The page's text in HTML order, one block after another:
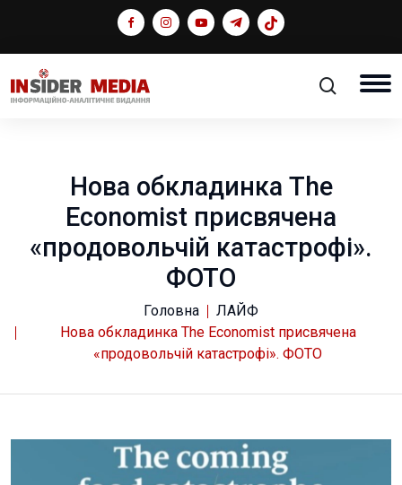
Нова обкладинка The
Economist присвячена
«продовольчій катастрофі».
ФОТО
Головна
ЛАЙФ
Нова обкладинка The Economist присвячена
«продовольчій катастрофі». ФОТО